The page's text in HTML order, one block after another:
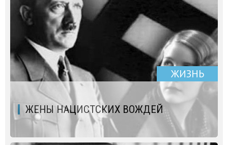
ЖИЗНЬ
ЖЕНЫ НАЦИСТСКИХ ВОЖДЕЙ